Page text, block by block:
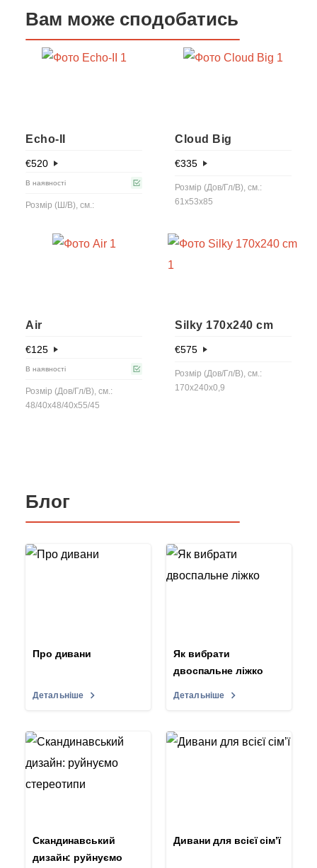
Вам може сподобатись
Echo-IІ
€520
В наявності
Розмір (Ш/В), см.:
Cloud Big
€335
Розмір (Дов/Гл/В), см.:
61x53x85
Air
€125
В наявності
Розмір (Дов/Гл/В), см.:
48/40x48/40x55/45
Silky 170x240 cm
€575
Розмір (Дов/Гл/В), см.:
170x240x0,9
Блог
Про дивани
Детальніше
Як вибрати
двоспальне ліжко
Детальніше
Скандинавський
дизайн: руйнуємо
Дивани для всієї сім’ї